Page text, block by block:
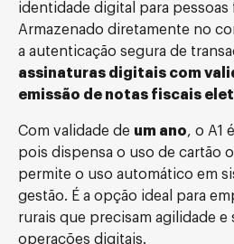
identidade digital para pessoas
Armazenado diretamente no
a autenticação segura de
assinaturas digitais com
emissão de notas fiscais
Com validade de um ano, o A1
pois dispensa o uso de cartão
permite o uso automático em
gestão. É a opção ideal para
rurais que precisam agilidade e
operações digitais.